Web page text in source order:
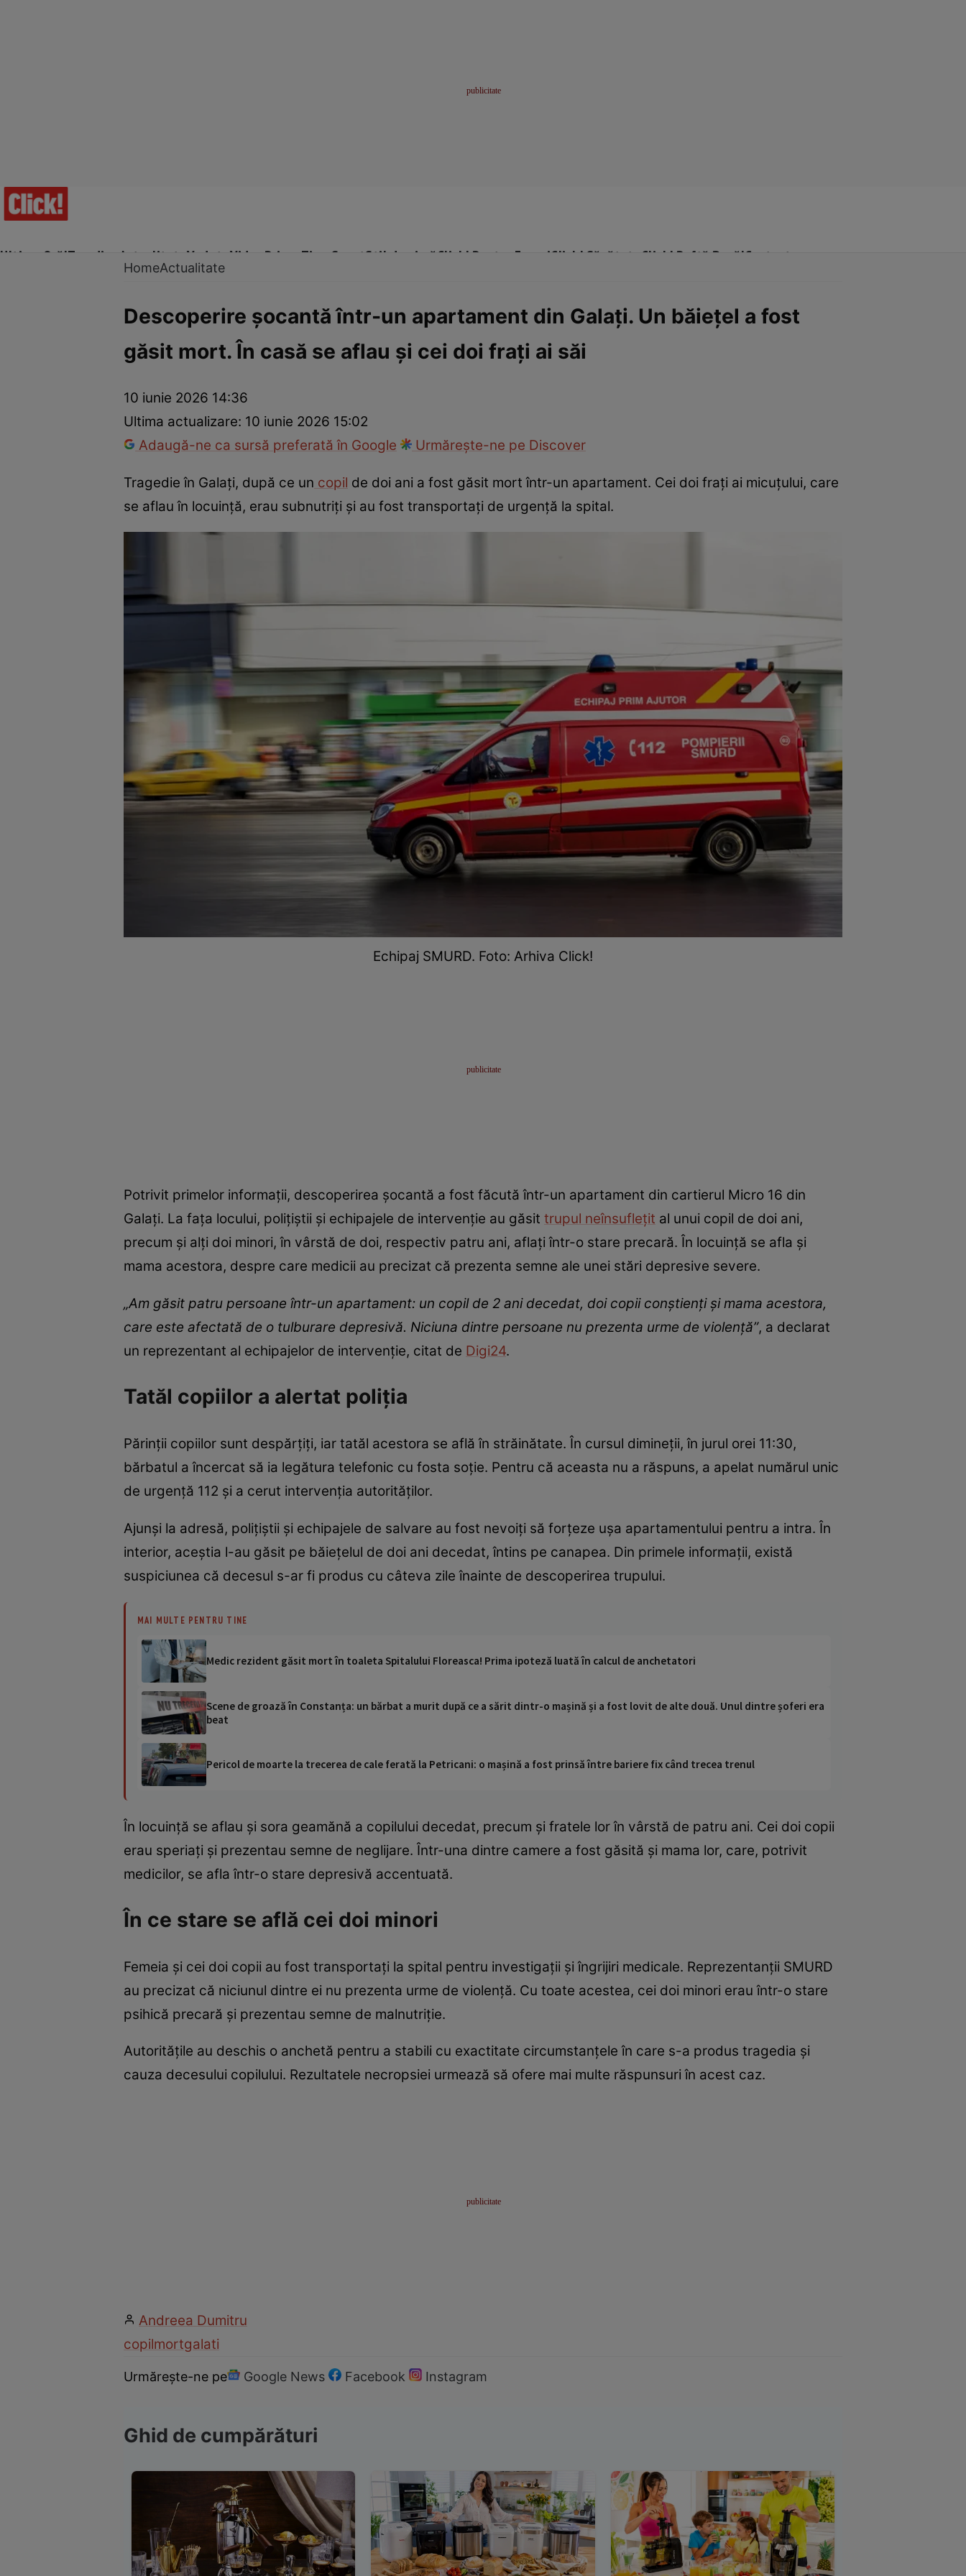
Ultima Oră!Trending Actualitate Vedete Video Prime Time SportStil de viațăClick! Pentru FemeiClick! Sănătate Click! Poftă Bună!Contact
InternaționalFapt diversTehnologieNaționalSport
HomeActualitate
Descoperire șocantă într-un apartament din Galați. Un băiețel a fost
găsit mort. În casă se aflau și cei doi frați ai săi
10 iunie 2026 14:36
Ultima actualizare: 10 iunie 2026 15:02
Adaugă-ne ca sursă preferată în Google
Urmărește-ne pe Discover
Tragedie în Galați, după ce un copil de doi ani a fost găsit mort într-un apartament. Cei doi frați ai micuțului, care
se aflau în locuință, erau subnutriți și au fost transportați de urgență la spital.
Echipaj SMURD. Foto: Arhiva Click!
Potrivit primelor informații, descoperirea șocantă a fost făcută într-un apartament din cartierul Micro 16 din
Galați. La fața locului, polițiștii și echipajele de intervenție au găsit trupul neînsuflețit al unui copil de doi ani,
precum și alți doi minori, în vârstă de doi, respectiv patru ani, aflați într-o stare precară. În locuință se afla și
mama acestora, despre care medicii au precizat că prezenta semne ale unei stări depresive severe.
„Am găsit patru persoane într-un apartament: un copil de 2 ani decedat, doi copii conștienți și mama acestora,
care este afectată de o tulburare depresivă. Niciuna dintre persoane nu prezenta urme de violență”, a declarat
un reprezentant al echipajelor de intervenție, citat de Digi24.
Tatăl copiilor a alertat poliția
Părinții copiilor sunt despărțiți, iar tatăl acestora se află în străinătate. În cursul dimineții, în jurul orei 11:30,
bărbatul a încercat să ia legătura telefonic cu fosta soție. Pentru că aceasta nu a răspuns, a apelat numărul unic
de urgență 112 și a cerut intervenția autorităților.
Ajunși la adresă, polițiștii și echipajele de salvare au fost nevoiți să forțeze ușa apartamentului pentru a intra. În
interior, aceștia l-au găsit pe băiețelul de doi ani decedat, întins pe canapea. Din primele informații, există
suspiciunea că decesul s-ar fi produs cu câteva zile înainte de descoperirea trupului.
MAI MULTE PENTRU TINE
Medic rezident găsit mort în toaleta Spitalului Floreasca! Prima ipoteză luată în calcul de anchetatori
Scene de groază în Constanța: un bărbat a murit după ce a sărit dintr-o mașină și a fost lovit de alte două. Unul dintre șoferi era
beat
Pericol de moarte la trecerea de cale ferată la Petricani: o mașină a fost prinsă între bariere fix când trecea trenul
În locuință se aflau și sora geamănă a copilului decedat, precum și fratele lor în vârstă de patru ani. Cei doi copii
erau speriați și prezentau semne de neglijare. Într-una dintre camere a fost găsită și mama lor, care, potrivit
medicilor, se afla într-o stare depresivă accentuată.
În ce stare se află cei doi minori
Femeia și cei doi copii au fost transportați la spital pentru investigații și îngrijiri medicale. Reprezentanții SMURD
au precizat că niciunul dintre ei nu prezenta urme de violență. Cu toate acestea, cei doi minori erau într-o stare
psihică precară și prezentau semne de malnutriție.
Autoritățile au deschis o anchetă pentru a stabili cu exactitate circumstanțele în care s-a produs tragedia și
cauza decesului copilului. Rezultatele necropsiei urmează să ofere mai multe răspunsuri în acest caz.
Andreea Dumitru
copilmortgalati
Urmărește-ne pe Google News Facebook Instagram
Ghid de cumpărături